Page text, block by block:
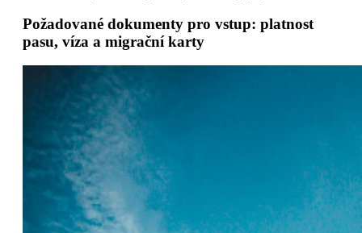
Požadované dokumenty pro vstup: platnost
pasu, víza a migrační karty